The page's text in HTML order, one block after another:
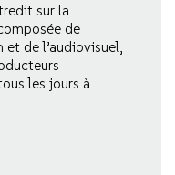
sur la
de
de l’audiovisuel,
les jours à